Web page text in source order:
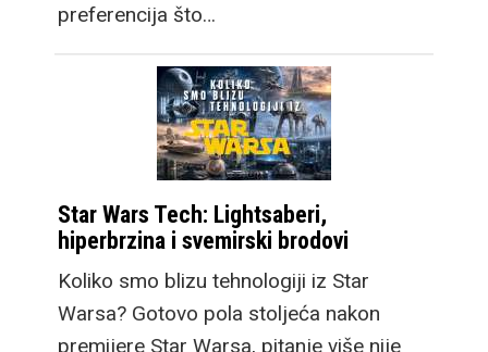
preferencija što…
Star Wars Tech: Lightsaberi,
hiperbrzina i svemirski brodovi
Koliko smo blizu tehnologiji iz Star
Warsa? Gotovo pola stoljeća nakon
premijere Star Warsa, pitanje više nije